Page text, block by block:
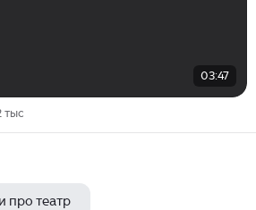
03:47
тыс
про театр